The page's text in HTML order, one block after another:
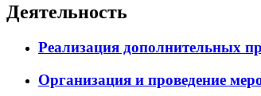
Деятельность
Реализация дополнительных
Организация и проведение